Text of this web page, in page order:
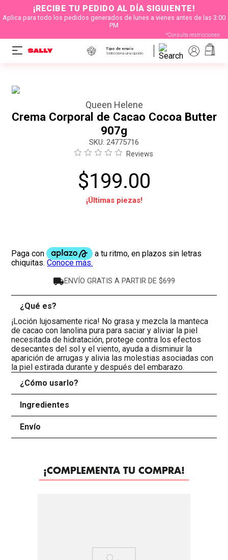
¡RECIBE TU PEDIDO AL DÍA SIGUIENTE!
Aplica para todo los pedidos generados de lunes a vienes antes de las 3:00
PM
*Consulta restricciones
Tipo de envío
Selecciona una opción
Queen Helene
Crema Corporal de Cacao Cocoa Butter
907g
: 24775716
Reviews
$199.00
¡Últimas piezas!
ENVÍO GRATIS A PARTIR DE $699
¿Qué es?
¡Loción lujosamente rica! No grasa y mezcla la manteca
de cacao con lanolina pura para saciar y aliviar la piel
necesitada de hidratación, protege contra los efectos
desecantes del sol y el viento, ayuda a disminuir la
aparición de arrugas y alivia las molestias asociadas con
la piel estirada durante y después del embarazo.
¿Cómo usarlo?
Ingredientes
Envío
¡COMPLEMENTA TU COMPRA!